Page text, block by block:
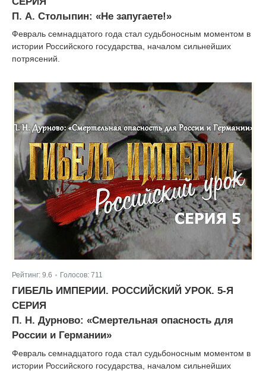
П. А. Столыпин: «Не запугаете!»
Февраль семнадцатого года стал судьбоносным моментом в
истории Российского государства, началом сильнейших
потрясений.
Рейтинг: 9.6 Голосов: 711
ГИБЕЛЬ ИМПЕРИИ. РОССИЙСКИЙ УРОК. 5-Я
СЕРИЯ
П. Н. Дурново: «Смертельная опасность для
России и Германии»
Февраль семнадцатого года стал судьбоносным моментом в
истории Российского государства, началом сильнейших